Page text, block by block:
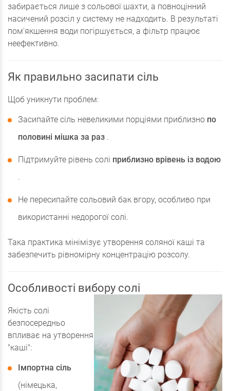
забирається лише з сольової шахти, а повноцінний
насичений розсіл у систему не надходить. В результаті
пом'якшення води погіршується, а фільтр працює
неефективно.
Як правильно засипати сіль
Щоб уникнути проблем:
Засипайте сіль невеликими порціями приблизно по
половині мішка за раз .
Підтримуйте рівень солі приблизно врівень із водою
.
Не пересипайте сольовий бак вгору, особливо при
використанні недорогої солі.
Така практика мінімізує утворення соляної каші та
забезпечить рівномірну концентрацію розсолу.
Особливості вибору солі
Якість солі
безпосередньо
впливає на утворення
"каші":
Імпортна сіль
(німецька,